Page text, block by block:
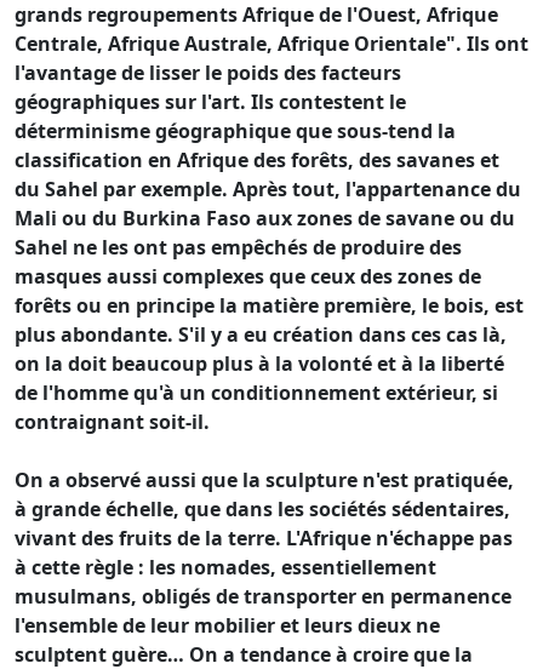
grands regroupements Afrique de l'Ouest, Afrique
Centrale, Afrique Australe, Afrique Orientale". Ils ont
l'avantage de lisser le poids des facteurs
géographiques sur l'art. Ils contestent le
déterminisme géographique que sous-tend la
classification en Afrique des forêts, des savanes et
du Sahel par exemple. Après tout, l'appartenance du
Mali ou du Burkina Faso aux zones de savane ou du
Sahel ne les ont pas empêchés de produire des
masques aussi complexes que ceux des zones de
forêts ou en principe la matière première, le bois, est
plus abondante. S'il y a eu création dans ces cas là,
on la doit beaucoup plus à la volonté et à la liberté
de l'homme qu'à un conditionnement extérieur, si
contraignant soit-il.
On a observé aussi que la sculpture n'est pratiquée,
à grande échelle, que dans les sociétés sédentaires,
vivant des fruits de la terre. L'Afrique n'échappe pas
à cette règle : les nomades, essentiellement
musulmans, obligés de transporter en permanence
l'ensemble de leur mobilier et leurs dieux ne
sculptent guère… On a tendance à croire que la